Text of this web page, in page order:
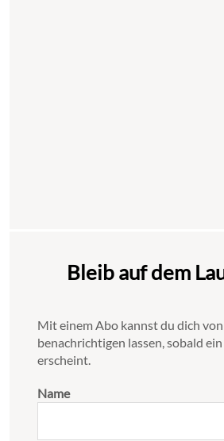
Bleib auf dem
Mit einem Abo kannst du dich
benachrichtigen lassen, sobald
erscheint.
Name